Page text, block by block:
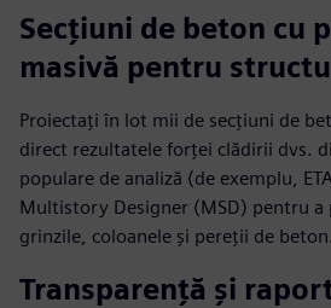
Secțiuni de beton cu
masivă pentru
Proiectați în lot mii de secțiuni de
direct rezultatele forței clădirii dvs.
populare de analiză (de exemplu,
Multistory Designer (MSD) pentru a
grinzile, coloanele și pereții de beton.
Transparență și